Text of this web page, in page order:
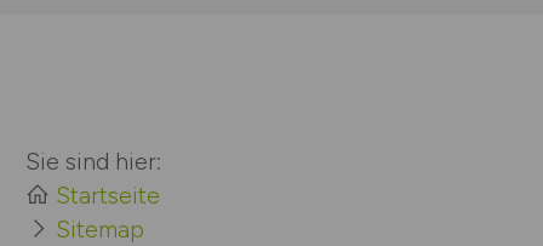
Sie sind hier:
Startseite
Sitemap